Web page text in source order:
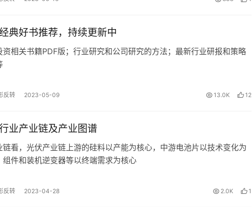
典好书推荐，持续更新中
资相关书籍PDF版；行业研究和公司研究的方法；最新行业研报和策略
反转 2023-05-09 13.0K 12
业产业链及产业图谱
链看，光伏产业链上游的硅料以产能为核心，中游电池片以技术变化为
组件和装机逆变器等以终端需求为核心
反转 2023-04-28 2.0K 1